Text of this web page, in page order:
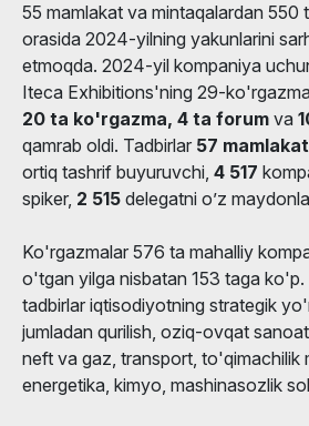
55 mamlakat va mintaqalardan 550
orasida 2024-yilning yakunlarini
etmoqda. 2024-yil kompaniya
Iteca Exhibitions'ning 29-
20 ta ko'rgazma, 4 ta forum va
qamrab oldi. Tadbirlar 57
ortiq tashrif buyuruvchi, 4 517
spiker, 2 515 delegatni o’z
Ko'rgazmalar 576 ta mahalliy
o'tgan yilga nisbatan 153 taga
tadbirlar iqtisodiyotning strategik
jumladan qurilish, oziq-ovqat
neft va gaz, transport, to'qimachilik
energetika, kimyo, mashinasozlik